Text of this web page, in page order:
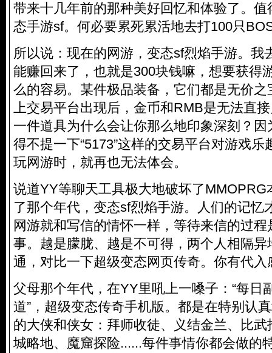
带来十几年前的那种美好回忆和体验了。
态手游sf。何必要累死累活地去打100只
所以说：现在的网游，变态sf烈焰手游。我
能赚回来了，也就是300块钱嘛，想要获得
么的容易。某件极品装备，它们都是无价
上交易平台出现后，金币和RMB是无法直
一件道具为什么会让你那么地印象深刻？
得不提一下“5173”这样的交易平台对游戏
玩网游时，就再也无法体会。
说道YY等聊天工具极大地破坏了MMOPRG
了那个年代，变态sf烈焰手游。人们的记忆
网游就和写信的情怀一样，等待来信的过
事。越是朦胧、越是不可得，两个人相隔
通，对比一下超级变态网页传奇。你有代入
父母那个年代，在YY里吼上一嗓子：“每日
道”， 超级变态传奇手机版。都是在特别认
的大侠和侠女：拜师收徒、义结金兰、比
城略地、魔窟探险......每件事情你都会做的